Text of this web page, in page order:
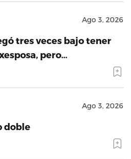
Ago 3, 2026
tres veces bajo tener
pero…
Ago 3, 2026
doble